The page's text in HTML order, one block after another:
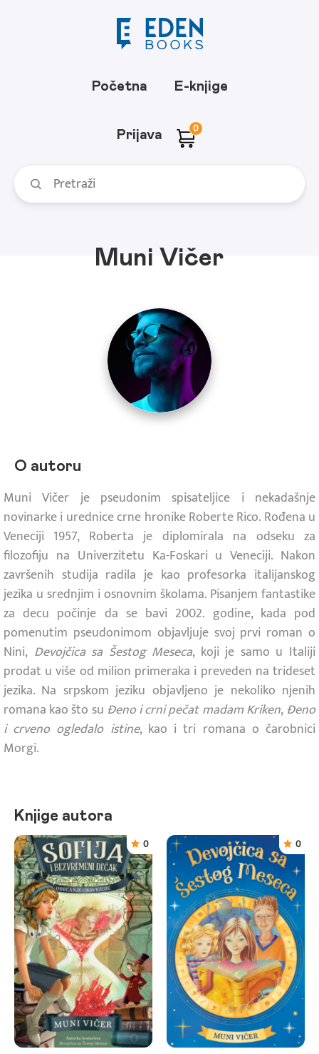
Početna E-knjige
Prijava 0
Muni Vičer
O autoru
Muni Vičer je pseudonim spisateljice i nekadašnje
novinarke i urednice crne hronike Roberte Rico. Rođena u
Veneciji 1957, Roberta je diplomirala na odseku za
filozofiju na Univerzitetu Ka-Foskari u Veneciji. Nakon
završenih studija radila je kao profesorka italijanskog
jezika u srednjim i osnovnim školama. Pisanjem fantastike
za decu počinje da se bavi 2002. godine, kada pod
pomenutim pseudonimom objavljuje svoj prvi roman o
Nini, Devojčica sa Šestog Meseca, koji je samo u Italiji
prodat u više od milion primeraka i preveden na trideset
jezika. Na srpskom jeziku objavljeno je nekoliko njenih
romana kao što su Đeno i crni pečat madam Kriken, Đeno
i crveno ogledalo istine, kao i tri romana o čarobnici
Morgi.
Knjige autora
0
0